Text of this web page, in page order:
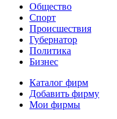
Общество
Спорт
Происшествия
Губернатор
Политика
Бизнес
Каталог фирм
Добавить фирму
Мои фирмы